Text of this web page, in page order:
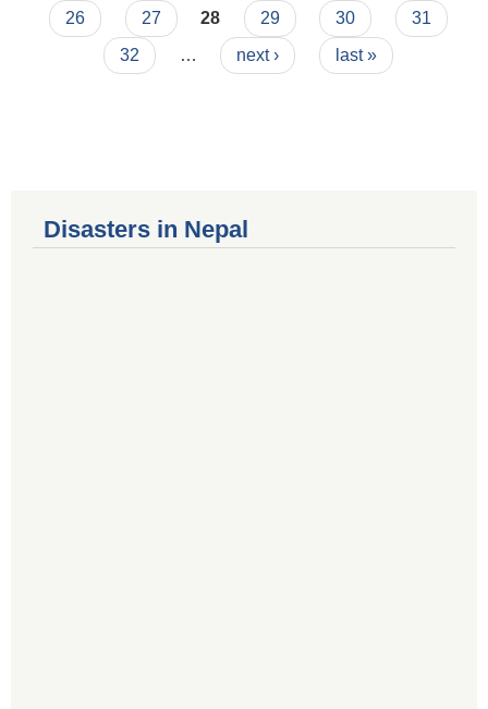
26
27 28 29 30
31
32
… next › last »
Disasters in Nepal